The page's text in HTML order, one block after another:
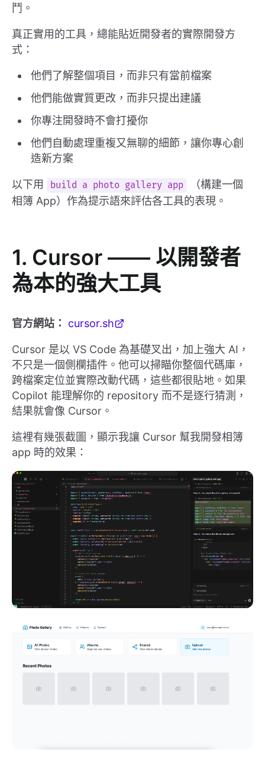
鬥。
真正實用的工具，總能貼近開發者的實際開發方
式：
他們了解整個項目，而非只有當前檔案
他們能做實質更改，而非只提出建議
你專注開發時不會打擾你
他們自動處理重複又無聊的細節，讓你專心創
造新方案
以下用 build a photo gallery app
（構建一個
相簿 App）作為提示語來評估各工具的表現。
1. Cursor —— 以開發者
為本的強大工具
官方網站： cursor.sh
Cursor 是以 VS Code 為基礎叉出，加上強大 AI，
不只是一個側欄插件。他可以掃瞄你整個代碼庫，
跨檔案定位並實際改動代碼，這些都很貼地。如果
Copilot 能理解你的 repository 而不是逐行猜測，
結果就會像 Cursor。
這裡有幾張截圖，顯示我讓 Cursor 幫我開發相簿
app 時的效果：